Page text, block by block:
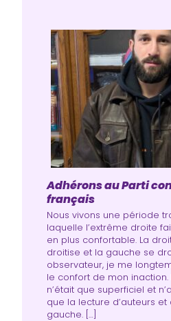
Adhérons au Parti
français
Nous vivons une période
laquelle l’extrême droite
en plus confortable. La
droitise et la gauche se
observateur, je me
le confort de mon inaction.
n’était que superficiel et
que la lecture d’auteurs et
gauche. […]